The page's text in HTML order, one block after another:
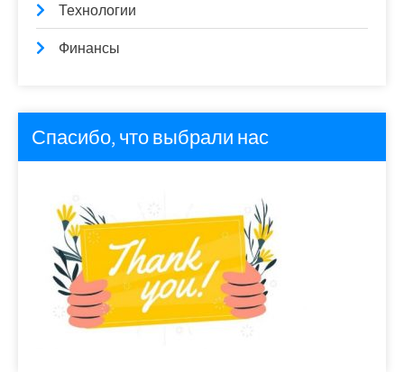
Технологии
Финансы
Спасибо, что выбрали нас